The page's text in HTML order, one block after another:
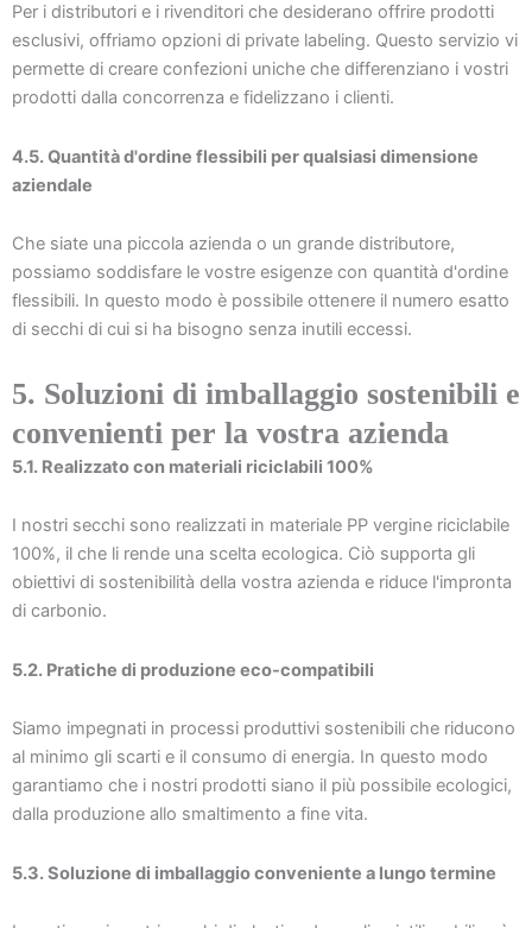
Per i distributori e i rivenditori che desiderano offrire prodotti
esclusivi, offriamo opzioni di private labeling. Questo servizio vi
permette di creare confezioni uniche che differenziano i vostri
prodotti dalla concorrenza e fidelizzano i clienti.
4.5. Quantità d'ordine flessibili per qualsiasi dimensione
aziendale
Che siate una piccola azienda o un grande distributore,
possiamo soddisfare le vostre esigenze con quantità d'ordine
flessibili. In questo modo è possibile ottenere il numero esatto
di secchi di cui si ha bisogno senza inutili eccessi.
5. Soluzioni di imballaggio sostenibili e
convenienti per la vostra azienda
5.1. Realizzato con materiali riciclabili 100%
I nostri secchi sono realizzati in materiale PP vergine riciclabile
100%, il che li rende una scelta ecologica. Ciò supporta gli
obiettivi di sostenibilità della vostra azienda e riduce l'impronta
di carbonio.
5.2. Pratiche di produzione eco-compatibili
Siamo impegnati in processi produttivi sostenibili che riducono
al minimo gli scarti e il consumo di energia. In questo modo
garantiamo che i nostri prodotti siano il più possibile ecologici,
dalla produzione allo smaltimento a fine vita.
5.3. Soluzione di imballaggio conveniente a lungo termine